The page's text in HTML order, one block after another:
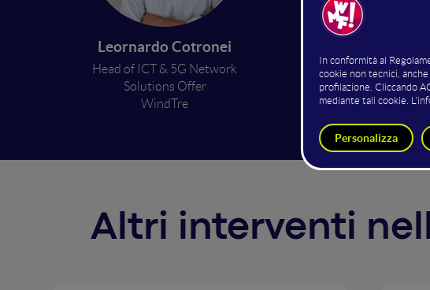
Leornardo Cotronei
Head of ICT & 5G Network
Solutions Offer
WindTre
Business
Altri interventi